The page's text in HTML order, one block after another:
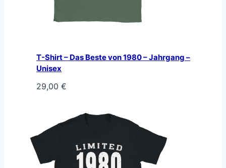
T-Shirt – Das Beste von 1980 – Jahrgang –
Unisex
29,00 €